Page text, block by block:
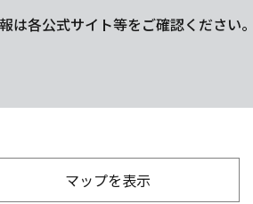
各公式サイト等をご確認ください。
マップを表示